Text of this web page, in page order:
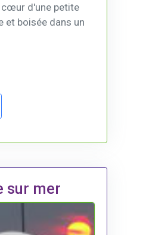
d'une petite
et boisée dans un
sur mer